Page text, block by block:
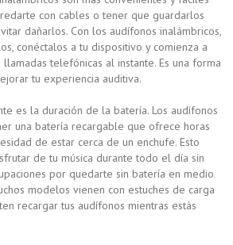
con cables o tener que guardarlos
dañarlos. Con los audífonos inalámbricos,
conéctalos a tu dispositivo y comienza a
telefónicas al instante. Es una forma
tu experiencia auditiva.
es la duración de la batería. Los audífonos
una batería recargable que ofrece horas
de estar cerca de un enchufe. Esto
de tu música durante todo el día sin
por quedarte sin batería en medio
modelos vienen con estuches de carga
recargar tus audífonos mientras estás